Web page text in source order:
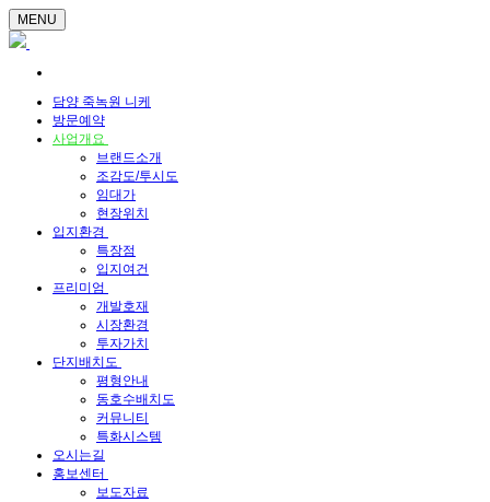
MENU
담양 죽녹원 니케
방문예약
사업개요
브랜드소개
조감도/투시도
임대가
현장위치
입지환경
특장점
입지여건
프리미엄
개발호재
시장환경
투자가치
단지배치도
평형안내
동호수배치도
커뮤니티
특화시스템
오시는길
홍보센터
보도자료